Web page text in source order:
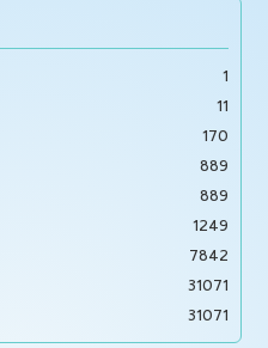
1
11
170
889
889
1249
7842
31071
31071